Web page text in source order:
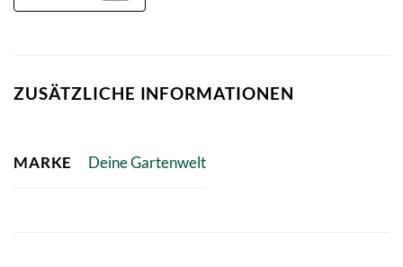
ZUSÄTZLICHE INFORMATIONEN
MARKE Deine Gartenwelt